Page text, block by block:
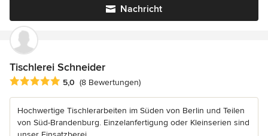
Nachricht
Tischlerei Schneider
Durchschnittliche Bewertung: 5 von 5 Sternen
5,0 (8 Bewertungen)
Hochwertige Tischlerarbeiten im Süden von Berlin und Teilen
von Süd-Brandenburg. Einzelanfertigung oder Kleinserien sind